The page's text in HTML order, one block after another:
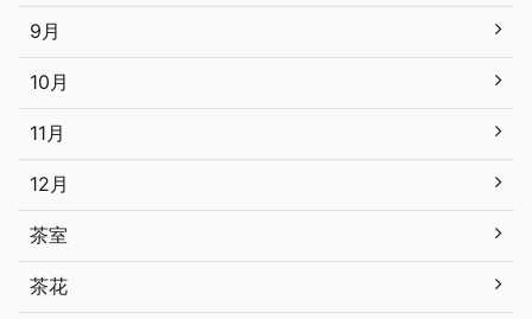
9月
10月
11月
12月
茶室
茶花